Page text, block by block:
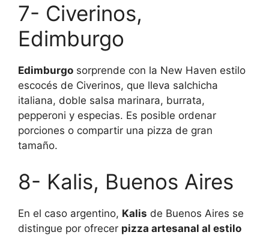
7- Civerinos,
Edimburgo
Edimburgo sorprende con la New Haven estilo
escocés de Civerinos, que lleva salchicha
italiana, doble salsa marinara, burrata,
pepperoni y especias. Es posible ordenar
porciones o compartir una pizza de gran
tamaño.
8- Kalis, Buenos Aires
En el caso argentino, Kalis de Buenos Aires se
distingue por ofrecer pizza artesanal al estilo